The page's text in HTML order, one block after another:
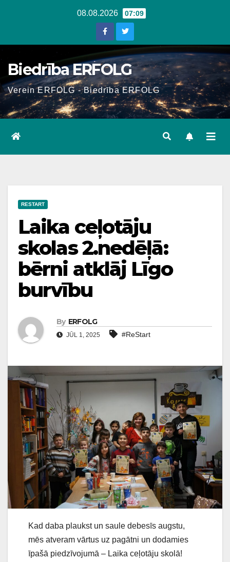
08.08.2026 07:09
Biedrība ERFOLG
Verein ERFOLG - Biedrība ERFOLG
RESTART
Laika ceļotāju
skolas 2.nedēļā:
bērni atklāj Līgo
burvību
By ERFOLG
JŪL 1, 2025 #ReStart
Kad daba plaukst un saule debesīs augstu,
mēs atveram vārtus uz pagātni un dodamies
īpašā piedzīvojumā – Laika ceļotāju skolā!